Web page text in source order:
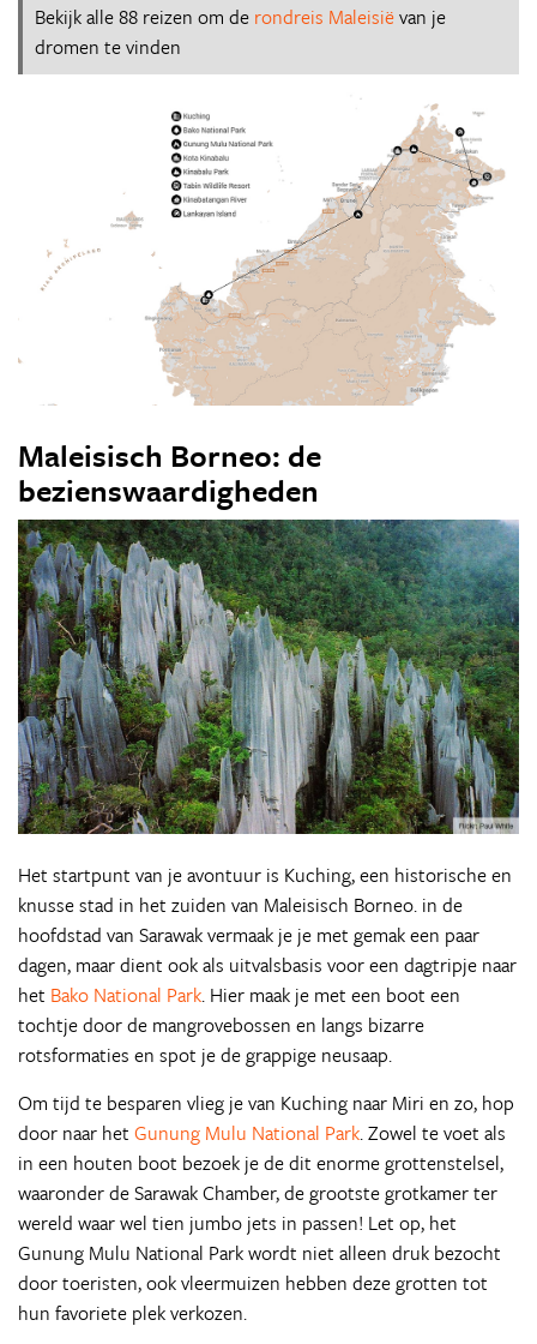
Bekijk alle 88 reizen om de rondreis Maleisiëvan je
dromen te vinden
Maleisisch Borneo: de
bezienswaardigheden
Het startpunt van je avontuur is Kuching, een historische en
knusse stad in het zuiden van Maleisisch Borneo. in de
hoofdstad van Sarawak vermaak je je met gemak een paar
dagen, maar dient ook als uitvalsbasis voor een dagtripje naar
het Bako National Park. Hier maak je met een boot een
tochtje door de mangrovebossen en langs bizarre
rotsformaties en spot je de grappige neusaap.
Om tijd te besparen vlieg je van Kuching naar Miri en zo, hop
door naar het Gunung Mulu National Park. Zowel te voet als
in een houten boot bezoek je de dit enorme grottenstelsel,
waaronder de Sarawak Chamber, de grootste grotkamer ter
wereld waar wel tien jumbo jets in passen! Let op, het
Gunung Mulu National Park wordt niet alleen druk bezocht
door toeristen, ook vleermuizen hebben deze grotten tot
hun favoriete plek verkozen.